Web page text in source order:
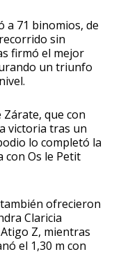
a 71 binomios, de
sin
firmó el mejor
un triunfo
Zárate, que con
victoria tras un
lo completó la
con Os le Petit
ofrecieron
Claricia
Z, mientras
el 1,30 m con